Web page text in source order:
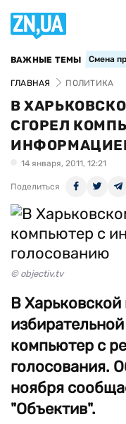
ВАЖНЫЕ ТЕМЫ Смена
ГЛАВНАЯ ПОЛИТИКА
В
СГОРЕЛ
14 января, 2011, 12:21
Поделиться
© objectiv.tv
В Харьковской
компьютер с
голосования.
ноября
"Объектив".